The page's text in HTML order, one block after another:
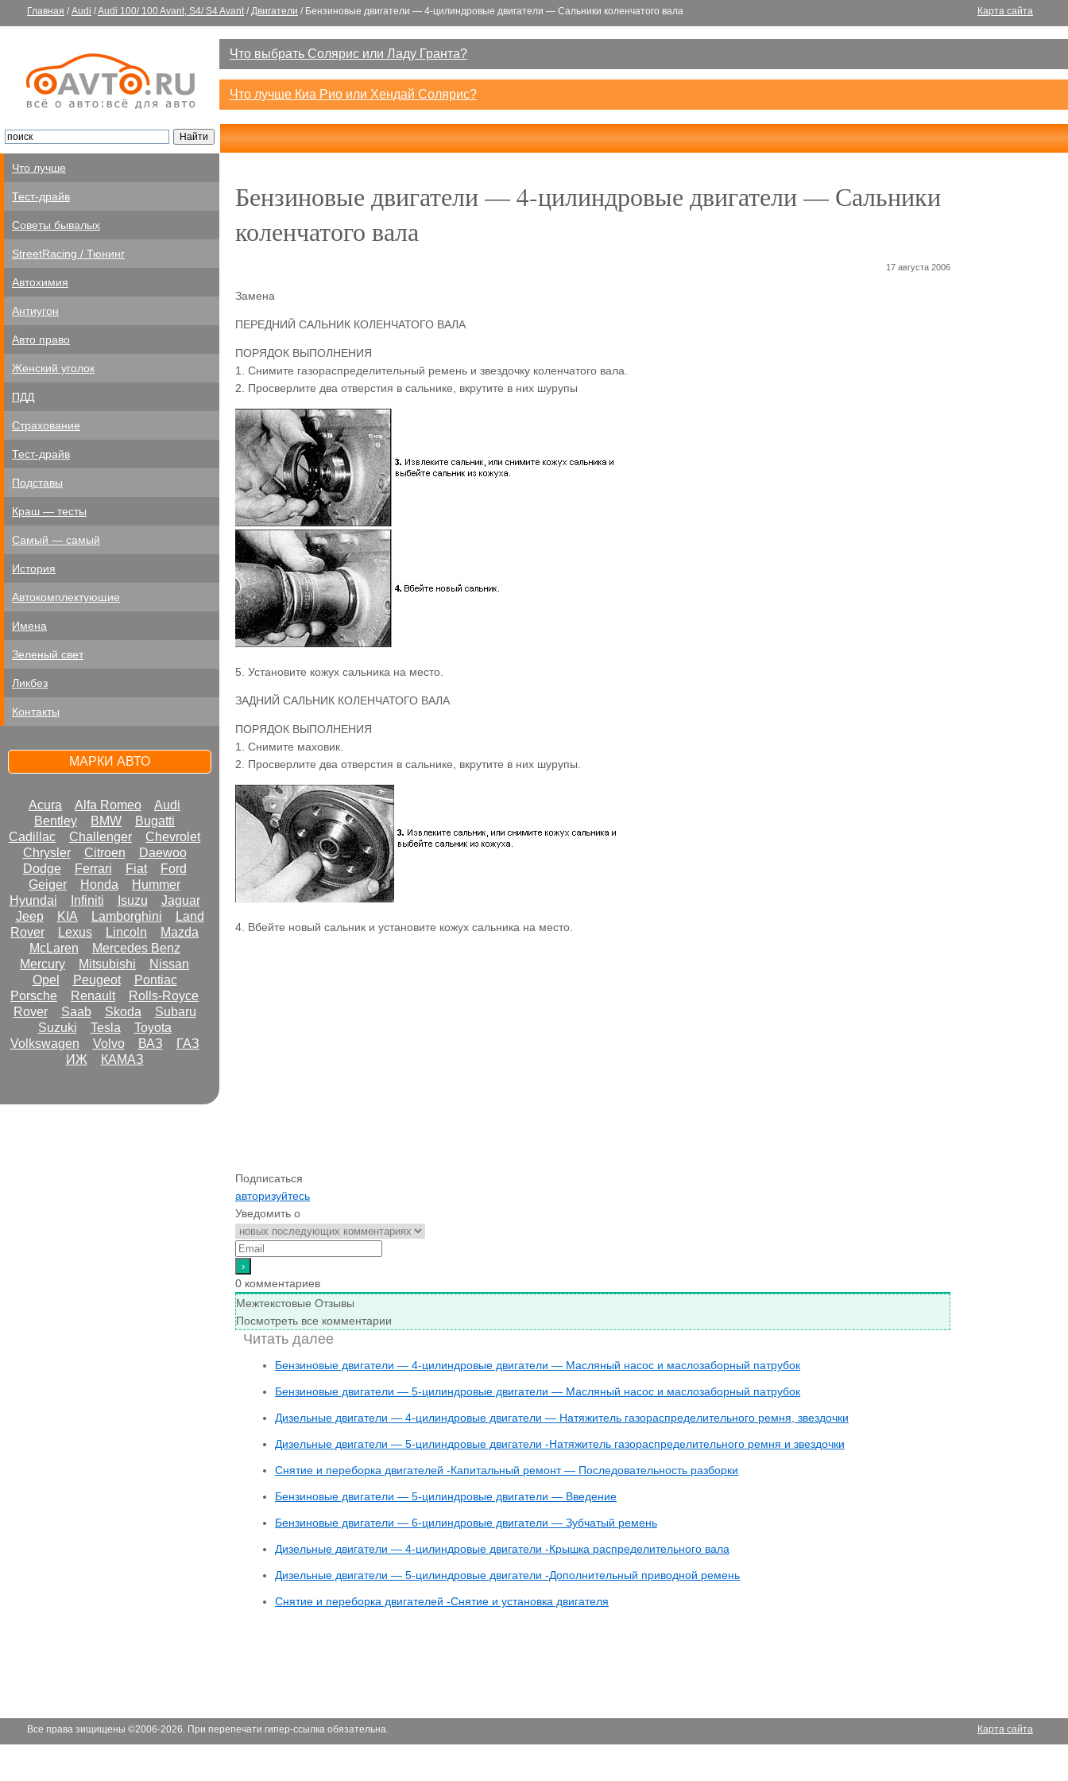
Главная / Audi /Audi 100/ 100 Avant, S4/ S4 Avant/ Двигатели / Бензиновые двигатели — 4-цилиндровые двигатели — Сальники коленчатого вала Карта сайта
Что выбрать Солярис или Ладу Гранта?
Что лучше Киа Рио или Хендай Солярис?
Что лучше
Тест-драйв
Советы бывалых
StreetRacing / Тюнинг
Автохимия
Антиугон
Авто право
Женский уголок
ПДД
Страхование
Тест-драйв
Подставы
Краш — тесты
Самый — самый
История
Автокомплектующие
Имена
Зеленый свет
Ликбез
Контакты
МАРКИ АВТО
Acura Alfa Romeo
Audi
Bentley
BMW
Bugatti
Cadillac
Challenger
Chevrolet
Chrysler
Citroen
Daewoo
Dodge
Ferrari Fiat
Ford
Geiger
Honda
Hummer
Hyundai
Infiniti Isuzu
Jaguar
Jeep
KIA Lamborghini
Land
Rover
Lexus Lincoln
Mazda
McLaren
Mercedes Benz
Mercury
Mitsubishi
Nissan
Opel
Peugeot
Pontiac
Porsche
Renault
Rolls-Royce
Rover
Saab Skoda
Subaru
Suzuki
Tesla
Toyota
Volkswagen
Volvo ВАЗ
ГАЗ
ИЖ
КАМАЗ
Бензиновые двигатели — 4-цилиндровые двигатели — Сальники
коленчатого вала
17 августа 2006
Замена
ПЕРЕДНИЙ САЛЬНИК КОЛЕНЧАТОГО ВАЛА
ПОРЯДОК ВЫПОЛНЕНИЯ
1. Снимите газораспределительный ремень и звездочку коленчатого вала.
2. Просверлите два отверстия в сальнике, вкрутите в них шурупы
5. Установите кожух сальника на место.
ЗАДНИЙ САЛЬНИК КОЛЕНЧАТОГО ВАЛА
ПОРЯДОК ВЫПОЛНЕНИЯ
1. Снимите маховик.
2. Просверлите два отверстия в сальнике, вкрутите в них шурупы.
4. Вбейте новый сальник и установите кожух сальника на место.
Подписаться
авторизуйтесь
Уведомить о
0 комментариев
Межтекстовые Отзывы
Посмотреть все комментарии
Читать далее
Бензиновые двигатели — 4-цилиндровые двигатели — Масляный насос и маслозаборный патрубок
Бензиновые двигатели — 5-цилиндровые двигатели — Масляный насос и маслозаборный патрубок
Дизельные двигатели — 4-цилиндровые двигатели — Натяжитель газораспределительного ремня, звездочки
Дизельные двигатели — 5-цилиндровые двигатели -Натяжитель газораспределительного ремня и звездочки
Снятие и переборка двигателей -Капитальный ремонт — Последовательность разборки
Бензиновые двигатели — 5-цилиндровые двигатели — Введение
Бензиновые двигатели — 6-цилиндровые двигатели — Зубчатый ремень
Дизельные двигатели — 4-цилиндровые двигатели -Крышка распределительного вала
Дизельные двигатели — 5-цилиндровые двигатели -Дополнительный приводной ремень
Снятие и переборка двигателей -Снятие и установка двигателя
Все права зищищены ©2006-2026. При перепечати гипер-ссылка обязательна. Карта сайта